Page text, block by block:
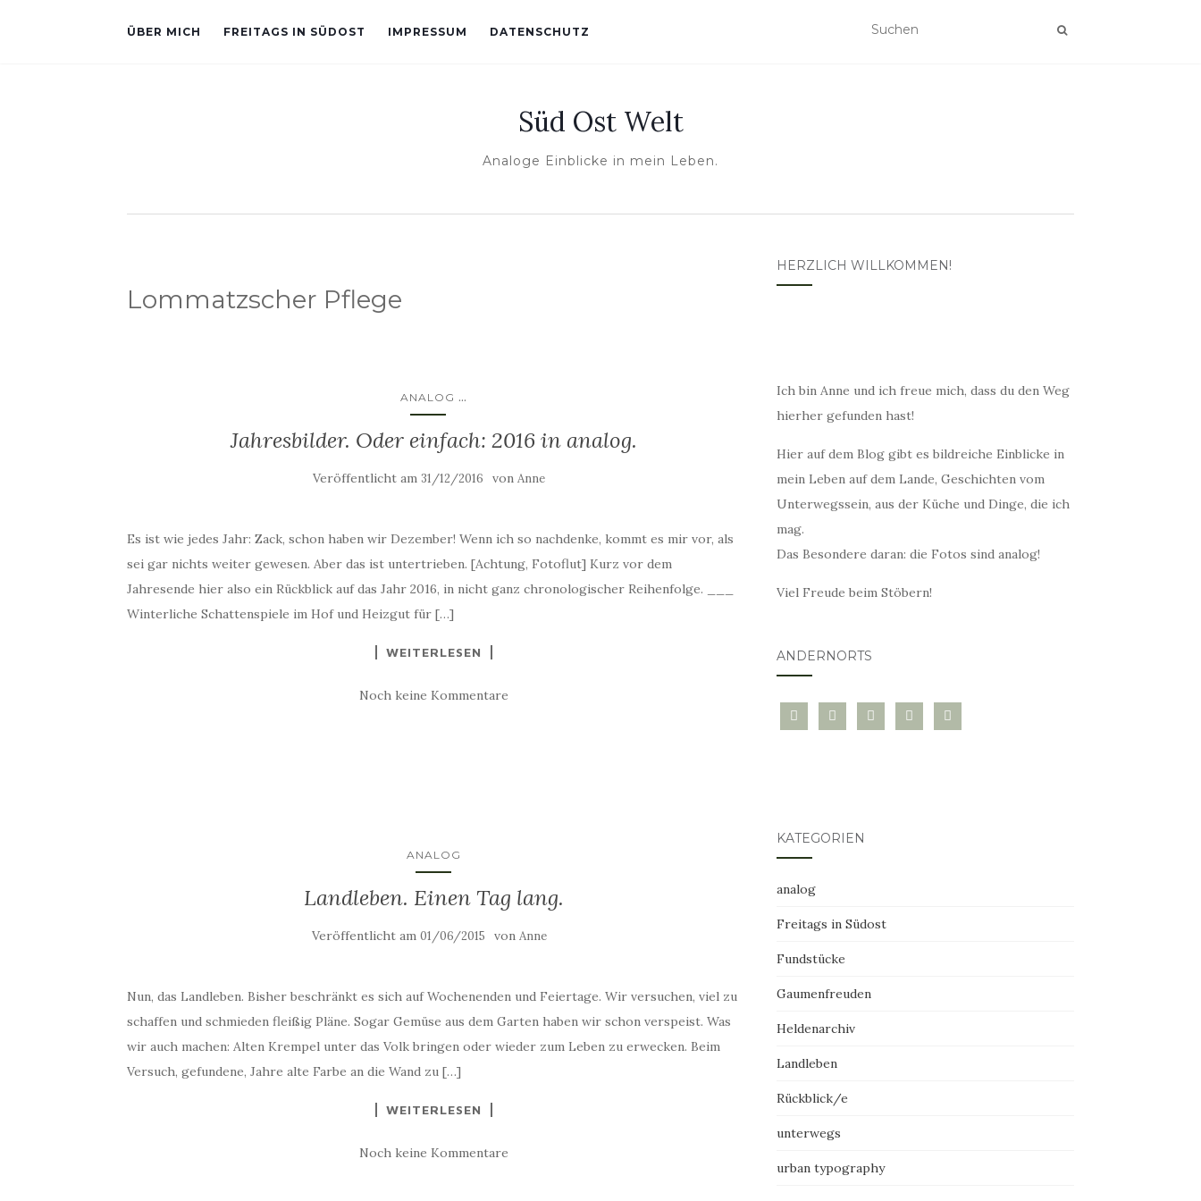
ÜBER MICH FREITAGS IN SÜDOST IMPRESSUM DATENSCHUTZ
Süd Ost Welt
Analoge Einblicke in mein Leben.
Lommatzscher Pflege
ANALOG ...
Jahresbilder. Oder einfach: 2016 in analog.
Veröffentlicht am 31/12/2016 vonAnne
Es ist wie jedes Jahr: Zack, schon haben wir Dezember! Wenn ich so nachdenke, kommt es mir vor, als
sei gar nichts weiter gewesen. Aber das ist untertrieben. [Achtung, Fotoflut] Kurz vor dem
Jahresende hier also ein Rückblick auf das Jahr 2016, in nicht ganz chronologischer Reihenfolge. ___
Winterliche Schattenspiele im Hof und Heizgut für […]
WEITERLESEN
Noch keine Kommentare
ANALOG
Landleben. Einen Tag lang.
Veröffentlicht am 01/06/2015 von Anne
Nun, das Landleben. Bisher beschränkt es sich auf Wochenenden und Feiertage. Wir versuchen, viel zu
schaffen und schmieden fleißig Pläne. Sogar Gemüse aus dem Garten haben wir schon verspeist. Was
wir auch machen: Alten Krempel unter das Volk bringen oder wieder zum Leben zu erwecken. Beim
Versuch, gefundene, Jahre alte Farbe an die Wand zu […]
WEITERLESEN
Noch keine Kommentare
HERZLICH WILLKOMMEN!
Ich bin Anne und ich freue mich, dass du den Weg
hierher gefunden hast!
Hier auf dem Blog gibt es bildreiche Einblicke in
mein Leben auf dem Lande, Geschichten vom
Unterwegssein, aus der Küche und Dinge, die ich
mag.
Das Besondere daran: die Fotos sind analog!
Viel Freude beim Stöbern!
ANDERNORTS
bloglovininstagramtwitter pinterest
mail
KATEGORIEN
analog
Freitags in Südost
Fundstücke
Gaumenfreuden
Heldenarchiv
Landleben
Rückblick/e
unterwegs
urban typography